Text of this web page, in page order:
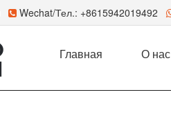
Wechat/Тел.: +8615942019492
Главная О нас